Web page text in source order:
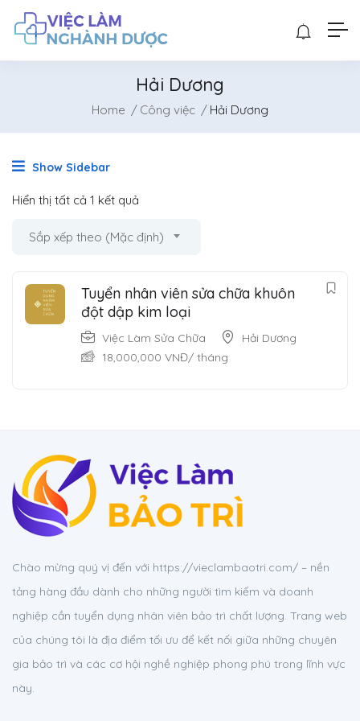
Hải Dương
Home Công việc Hải Dương
Show Sidebar
Hiển thị tất cả 1 kết quả
Sắp xếp theo (Mặc định)
Tuyển nhân viên sửa chữa khuôn
đột dập kim loại
Việc Làm Sửa Chữa
Hải Dương
18,000,000 VNĐ/ tháng
Chào mừng quý vị đến với https://vieclambaotri.com/ – nền
tảng hàng đầu dành cho những người tìm kiếm và doanh
nghiệp cần tuyển dụng nhân viên bảo trì chất lượng. Trang web
của chúng tôi là địa điểm tối ưu để kết nối giữa những chuyên
gia bảo trì và các cơ hội nghề nghiệp phong phú trong lĩnh vực
này.